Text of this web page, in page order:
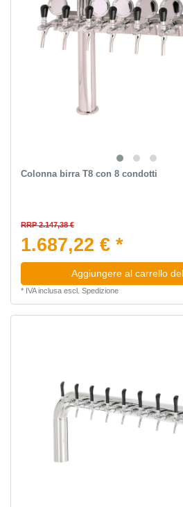
Сolonna birra T8 con 8 condotti
RRP 2.147,38 €
1.687,22 € *
Aggiungere al carrello
* IVA inclusaescl. Spedizione